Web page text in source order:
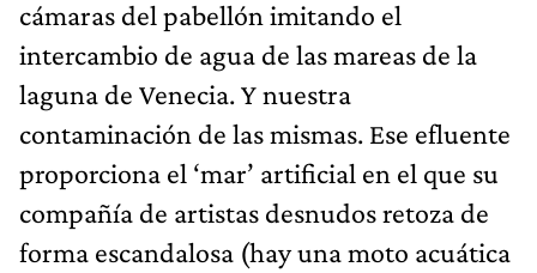
cámaras del pabellón imitando el
intercambio de agua de las mareas de la
laguna de Venecia. Y nuestra
contaminación de las mismas. Ese efluente
proporciona el ‘mar’ artificial en el que su
compañía de artistas desnudos retoza de
forma escandalosa (hay una moto acuática